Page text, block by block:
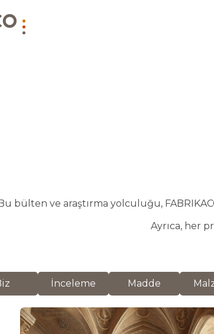
bülten ve araştırma yolculuğu,
Ayrıca, her
İnceleme Madde